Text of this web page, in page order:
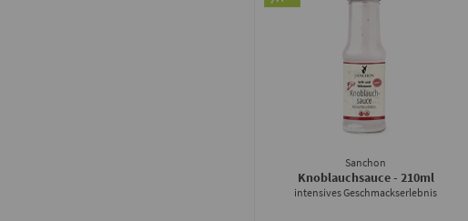
Sanchon
Knoblauchsauce- 210ml
intensives Geschmackserlebnis